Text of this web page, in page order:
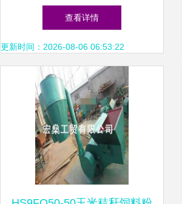
转型，饲料安全协同保障
查看详情
更新时间：2026-08-06 06:53:22